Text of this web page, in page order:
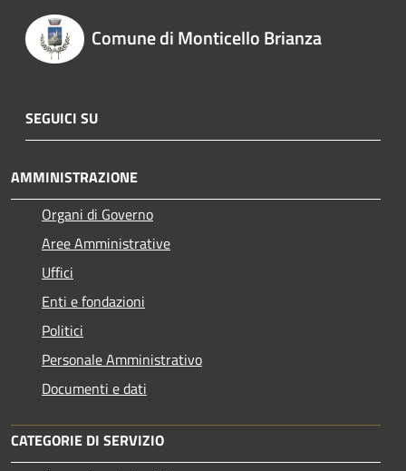
Comune di Monticello Brianza
SEGUICI SU
AMMINISTRAZIONE
Organi di Governo
Aree Amministrative
Uffici
Enti e fondazioni
Politici
Personale Amministrativo
Documenti e dati
CATEGORIE DI SERVIZIO